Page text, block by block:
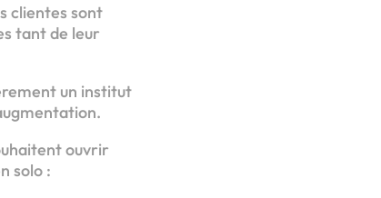
clientes sont
tant de leur
un institut
ouvrir
solo :